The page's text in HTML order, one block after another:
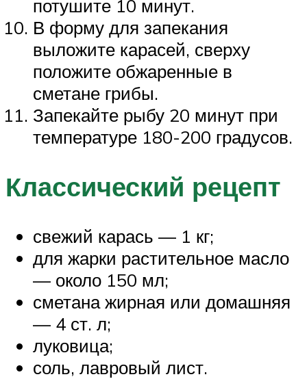
потушите 10 минут.
В форму для запекания
выложите карасей, сверху
положите обжаренные в
сметане грибы.
Запекайте рыбу 20 минут при
температуре 180-200 градусов.
Классический рецепт
свежий карась — 1 кг;
для жарки растительное масло
— около 150 мл;
сметана жирная или домашняя
— 4 ст. л;
луковица;
соль, лавровый лист.